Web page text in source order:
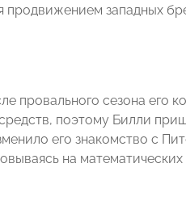
продвижением западных
сезона его
поэтому Билли
его знакомство с
на математических